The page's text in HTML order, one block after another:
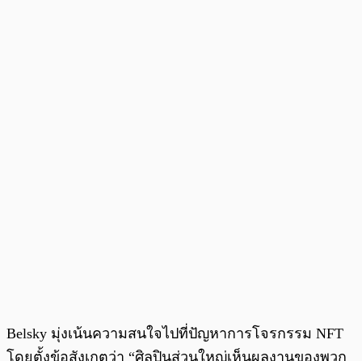
Belsky มุ่งเน้นความสนใจไปที่ปัญหาการโจรกรรม NFT
โดยตั้งข้อสังเกตว่า “ศิลปินส่วนใหญ่เห็นผลงานของพวก